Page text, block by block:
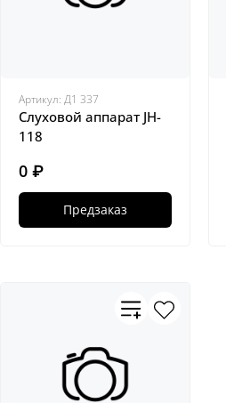
Артикул: Д1 337
Слуховой аппарат JH-
118
0 ₽
Предзаказ